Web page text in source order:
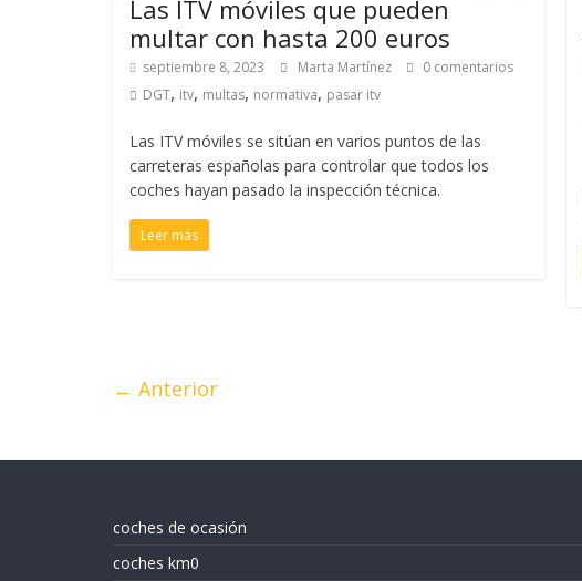
Las ITV móviles que pueden
multar con hasta 200 euros
septiembre 8, 2023 Marta Martínez
0 comentarios
DGT, itv, multas, normativa, pasar itv
Las ITV móviles se sitúan en varios puntos de las
carreteras españolas para controlar que todos los
coches hayan pasado la inspección técnica.
Leer más
← Anterior
coches de ocasión
coches km0